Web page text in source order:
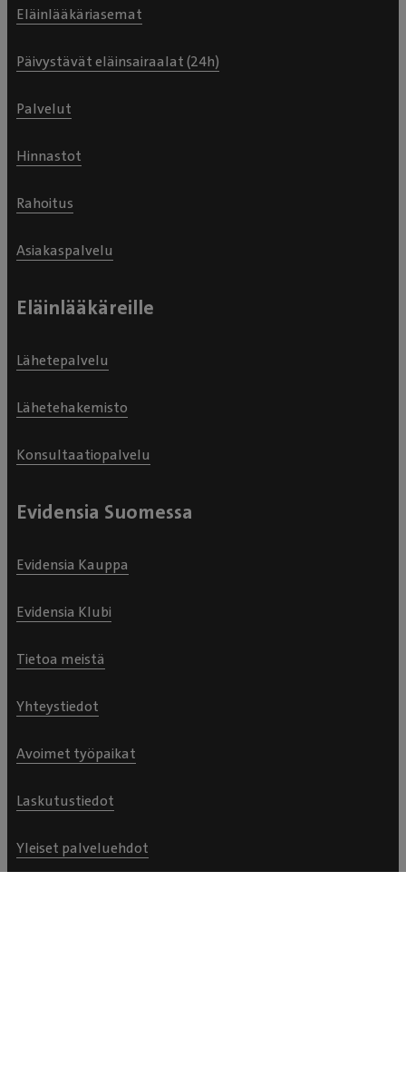
Eläinlääkäriasemat
Päivystävät eläinsairaalat (24h)
Palvelut
Hinnastot
Rahoitus
Asiakaspalvelu
Eläinlääkäreille
Lähetepalvelu
Lähetehakemisto
Konsultaatiopalvelu
Evidensia Suomessa
Evidensia Kauppa
Evidensia Klubi
Tietoa meistä
Yhteystiedot
Avoimet työpaikat
Laskutustiedot
Yleiset palveluehdot